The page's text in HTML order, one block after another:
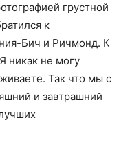
грустной
к
Бич и Ричмонд. К
никак не могу
Так что мы с
и завтрашний